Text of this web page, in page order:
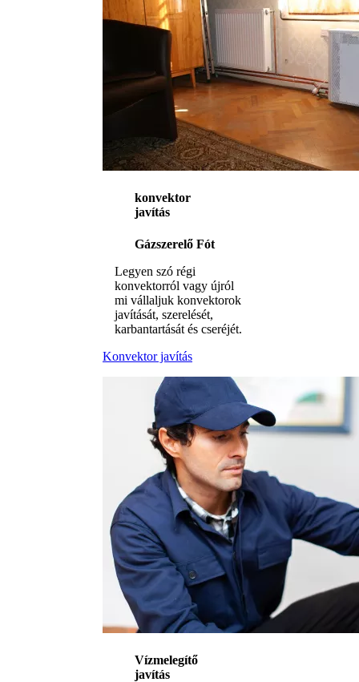
konvektor
javítás
Gázszerelő Fót
Legyen szó régi
konvektorról vagy újról
mi vállaljuk konvektorok
javítását, szerelését,
karbantartását és cseréjét.
Konvektor javítás
Vízmelegítő
javítás